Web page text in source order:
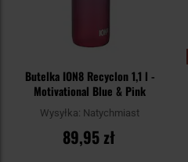
Butelka ION8 Recyclon 1,1 l -
Motivational Blue & Pink
Wysyłka: Natychmiast
89,95 zł